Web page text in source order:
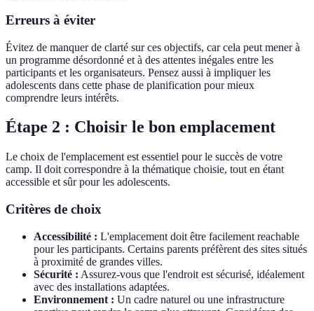
Erreurs à éviter
Évitez de manquer de clarté sur ces objectifs, car cela peut mener à
un programme désordonné et à des attentes inégales entre les
participants et les organisateurs. Pensez aussi à impliquer les
adolescents dans cette phase de planification pour mieux
comprendre leurs intérêts.
Étape 2 : Choisir le bon emplacement
Le choix de l'emplacement est essentiel pour le succès de votre
camp. Il doit correspondre à la thématique choisie, tout en étant
accessible et sûr pour les adolescents.
Critères de choix
Accessibilité : L'emplacement doit être facilement reachable
pour les participants. Certains parents préfèrent des sites situés
à proximité de grandes villes.
Sécurité : Assurez-vous que l'endroit est sécurisé, idéalement
avec des installations adaptées.
Environnement : Un cadre naturel ou une infrastructure